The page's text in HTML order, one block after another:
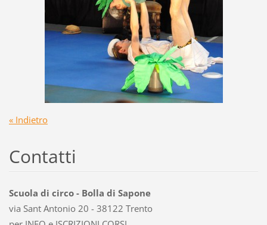
« Indietro
Contatti
Scuola di circo - Bolla di Sapone
via Sant Antonio 20 - 38122 Trento